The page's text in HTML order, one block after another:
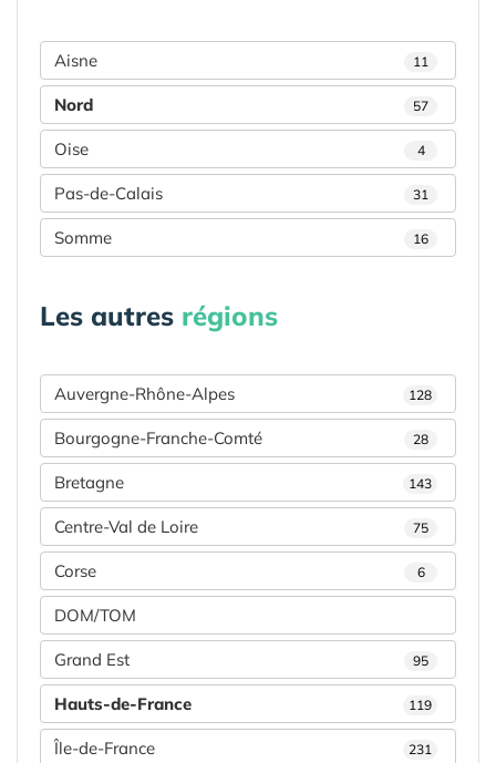
Aisne 11
Nord 57
Oise 4
Pas-de-Calais 31
Somme 16
Les autres régions
Auvergne-Rhône-Alpes 128
Bourgogne-Franche-Comté 28
Bretagne 143
Centre-Val de Loire 75
Corse 6
DOM/TOM
Grand Est 95
Hauts-de-France 119
Île-de-France 231